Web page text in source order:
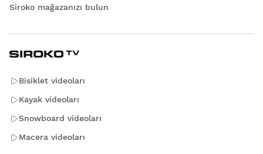
Siroko mağazanızı bulun
Bisiklet videoları
Kayak videoları
Snowboard videoları
Macera videoları